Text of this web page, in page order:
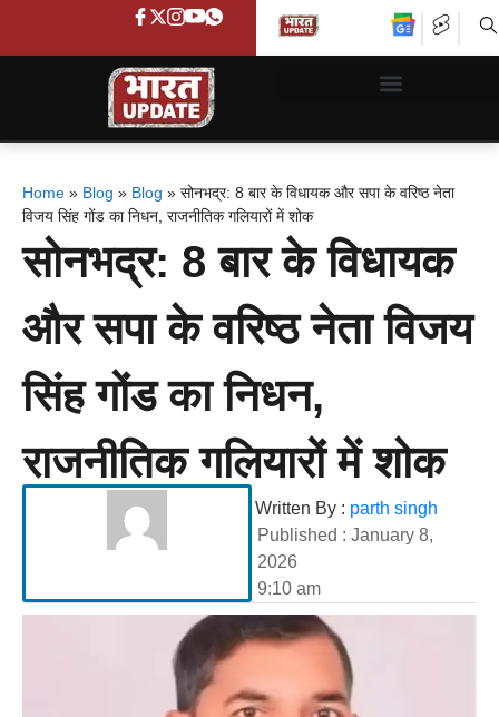
Home » Blog » Blog » सोनभद्र: 8 बार के विधायक और सपा के वरिष्ठ नेता
विजय सिंह गोंड का निधन, राजनीतिक गलियारों में शोक
सोनभद्र: 8 बार के विधायक
और सपा के वरिष्ठ नेता विजय
सिंह गोंड का निधन,
राजनीतिक गलियारों में शोक
Written By : parth singh
Published : January 8,
2026
9:10 am